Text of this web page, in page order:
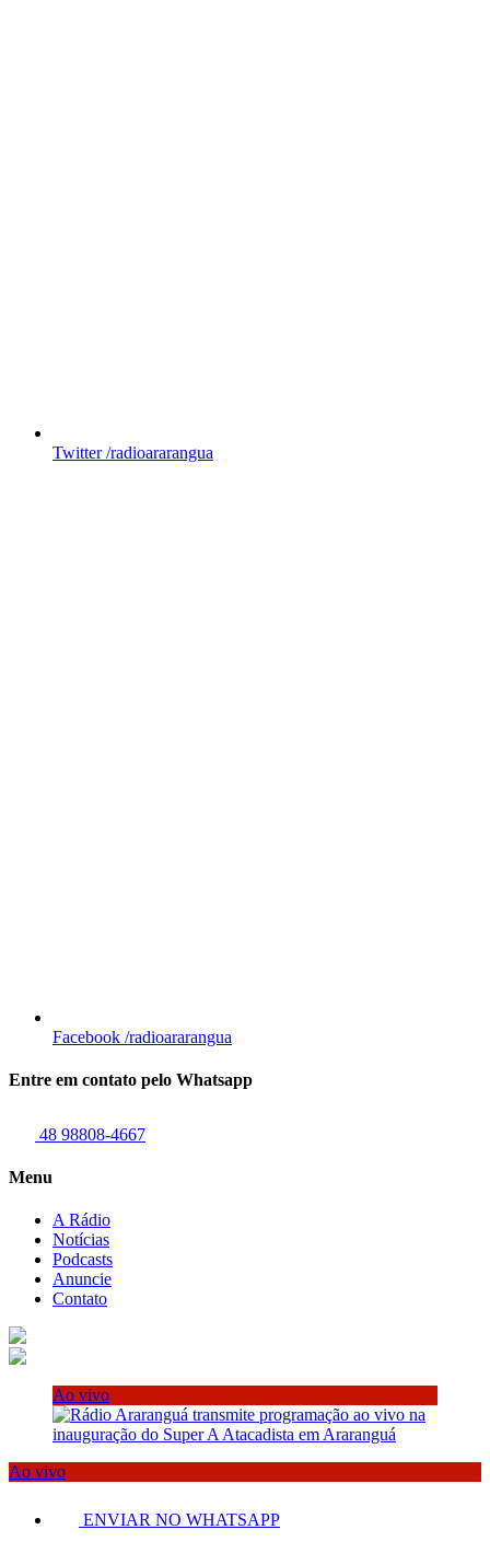
Twitter /radioararangua
Facebook /radioararangua
Entre em contato pelo Whatsapp
48 98808-4667
Menu
A Rádio
Notícias
Podcasts
Anuncie
Contato
Ao vivo
Ao vivo
ENVIAR NO WHATSAPP